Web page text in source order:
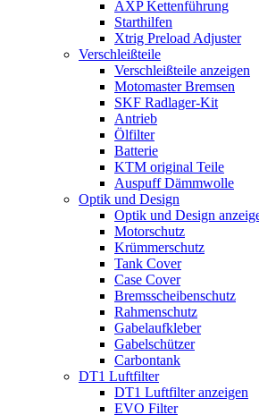
AXP Kettenführung
Starthilfen
Xtrig Preload Adjuster
Verschleißteile
Verschleißteile anzeigen
Motomaster Bremsen
SKF Radlager-Kit
Antrieb
Ölfilter
Batterie
KTM original Teile
Auspuff Dämmwolle
Optik und Design
Optik und Design
Motorschutz
Krümmerschutz
Tank Cover
Case Cover
Bremsscheibenschutz
Rahmenschutz
Gabelaufkleber
Gabelschützer
Carbontank
DT1 Luftfilter
DT1 Luftfilter anzeigen
EVO Filter